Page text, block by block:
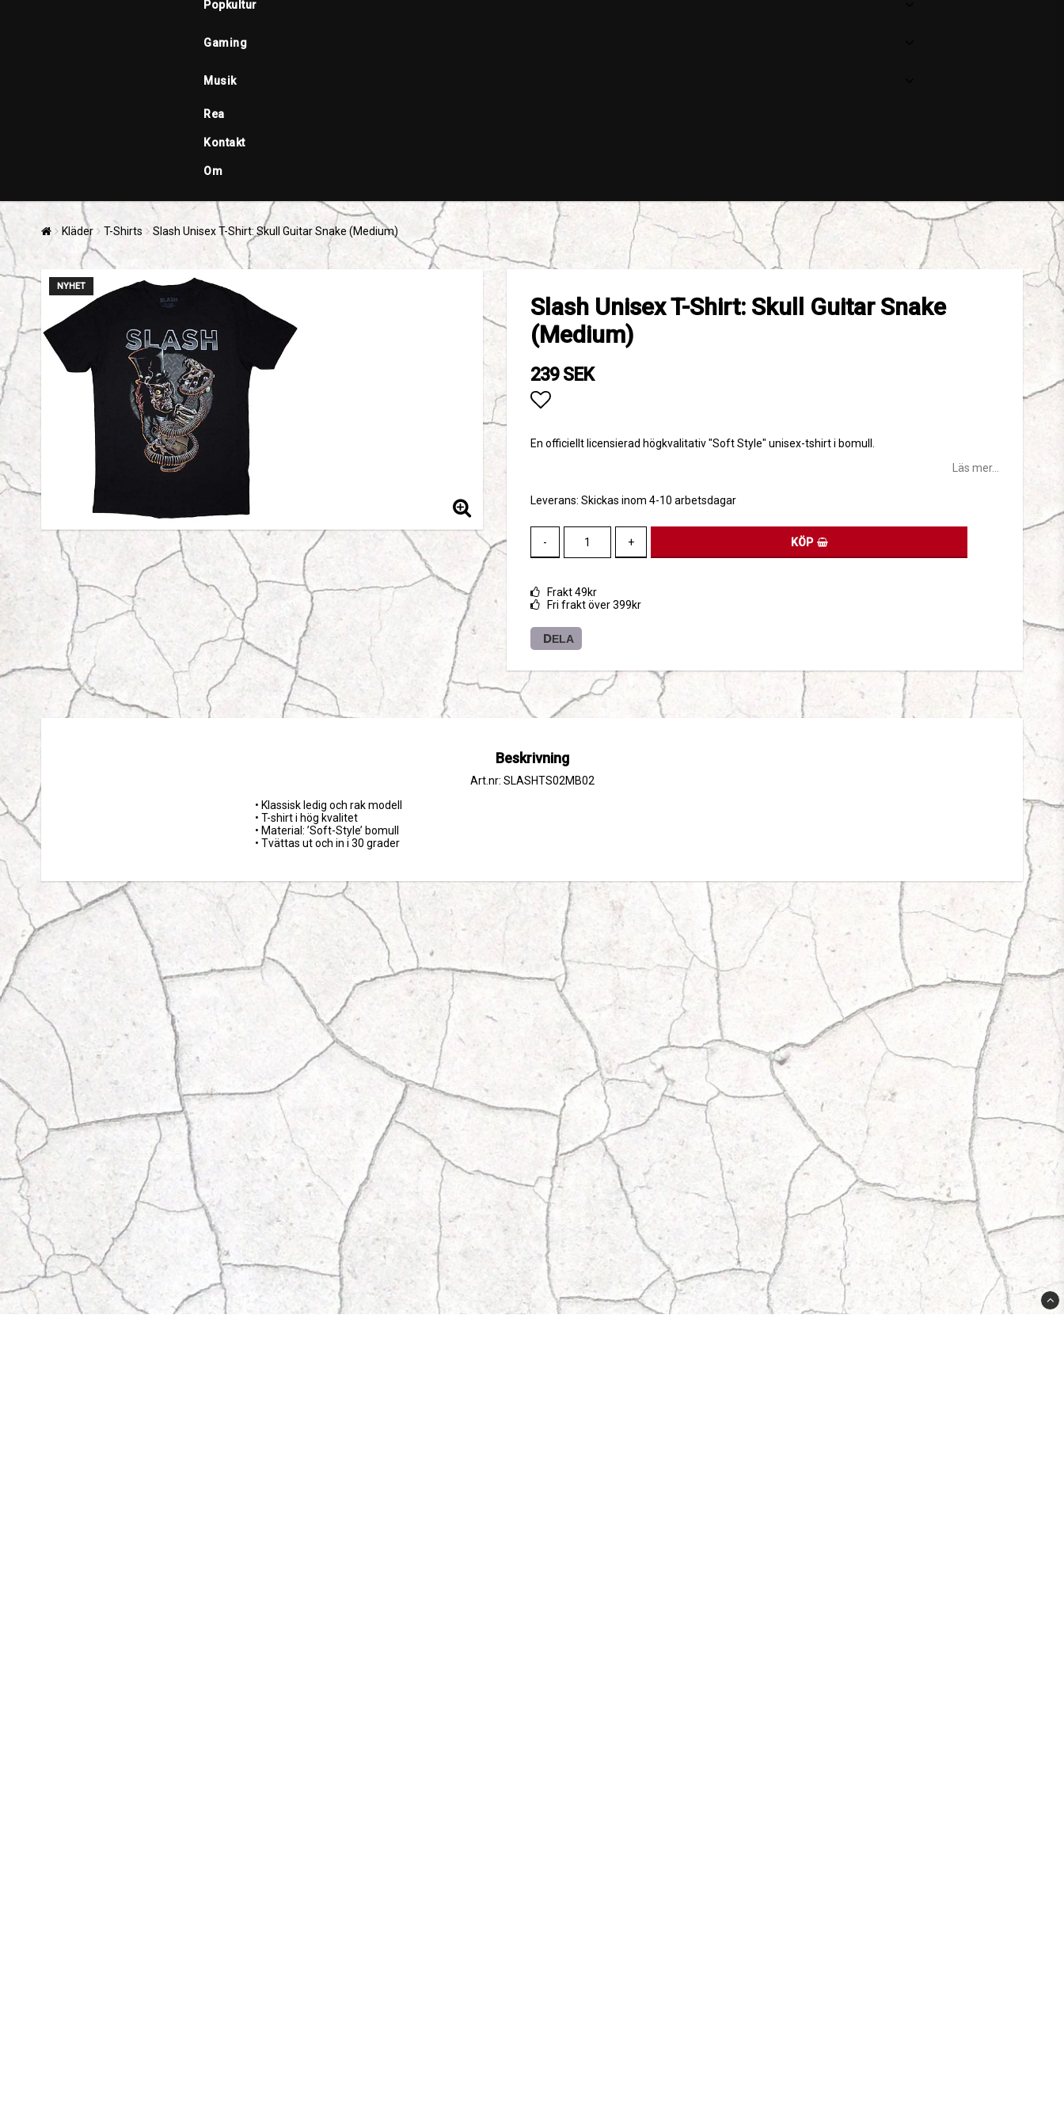
Popkultur
Gaming
Musik
Rea
Kontakt
Om
Kläder T-Shirts Slash Unisex T-Shirt: Skull Guitar Snake (Medium)
NYHET
Slash Unisex T-Shirt: Skull Guitar Snake
(Medium)
239 SEK
En officiellt licensierad högkvalitativ "Soft Style" unisex-tshirt i bomull.
Läs mer...
Leverans: Skickas inom 4-10 arbetsdagar
- + KÖP
Frakt 49kr
Fri frakt över 399kr
DELA
Beskrivning
Art.nr: SLASHTS02MB02
• Klassisk ledig och rak modell
• T-shirt i hög kvalitet
• Material: ’Soft-Style’ bomull
• Tvättas ut och in i 30 grader